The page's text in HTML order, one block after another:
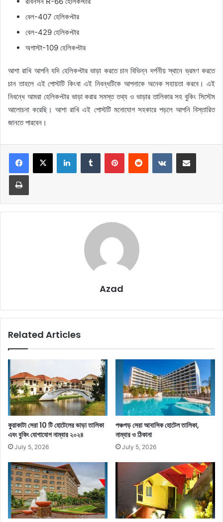
বেল-407 হেলিকপ্টার
বেল-429 হেলিকপ্টার
অগাস্টা-109 হেলিকপ্টার
আশা রাখি আপনি যদি হেলিকপ্টার ভাড়া করতে চান বিভিন্ন দর্শনীয় স্থানে ভ্রমণ করতে
চান তাহলে এই পোস্টটি কিংবা এই নিবন্ধটিকে আপনাকে অনেক সহায়তা করবে। এই
নিবন্ধে আমরা হেলিকপ্টার ভাড়া করার সমস্ত তথ্য ও ভাড়ার তালিকার সহ বুকিং সিস্টেম
আলোচনা করেছি। আশা রাখি এই পোস্টটি মনোযোগ সহকারে পড়লে আপনি বিস্তারিত
জানতে পারবেন।
LinkedInTumblr PinterestReddit VKontakteShare via Email
Print
Azad
Related Articles
কুয়াকাটা সেরা 10 টি হোটেলের ভাড়া তালিকা
এবং বুকিং যোগাযোগ নাম্বার ২০২৪
July 5, 2026
পঞ্চগড় সেরা আবাসিক হোটেল তালিকা,
নাম্বার ও ঠিকানা
July 5, 2026